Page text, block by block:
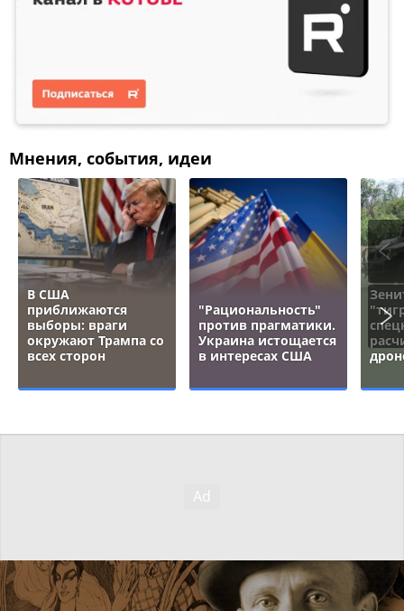
Мнения, события, идеи
В США
приближаются
выборы: враги
окружают Трампа со
всех сторон
"Рациональность"
против прагматики.
Украина истощается
в интересах США